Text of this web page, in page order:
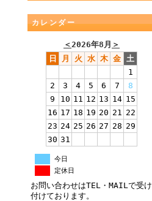
カレンダー
＜2026年8月 ＞
日
月 火 水 木 金 土
1
2
3 4 5 6 7
8
9
10 11 12 13 14 15
16 17 18 19 20 21 22
23 24 25 26 27 28 29
30 31
今日
定休日
お問い合わせはTEL・MAILで受け
付けております。